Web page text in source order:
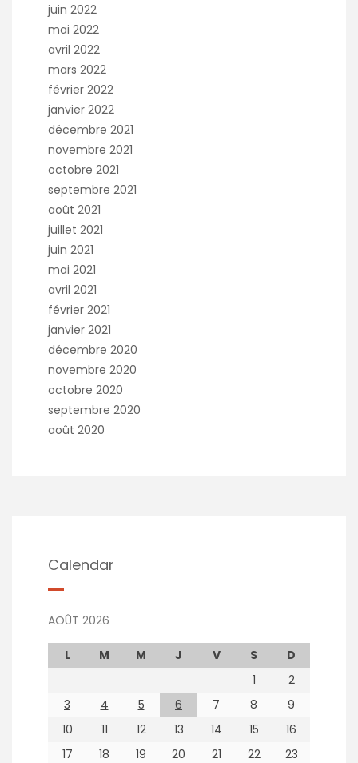
juin 2022
mai 2022
avril 2022
mars 2022
février 2022
janvier 2022
décembre 2021
novembre 2021
octobre 2021
septembre 2021
août 2021
juillet 2021
juin 2021
mai 2021
avril 2021
février 2021
janvier 2021
décembre 2020
novembre 2020
octobre 2020
septembre 2020
août 2020
Calendar
AOÛT 2026
L M M J V S
D
1
2
3
4 5 6 7 8
9
10
11 12 13 14 15
16
17
18 19 20 21 22
23